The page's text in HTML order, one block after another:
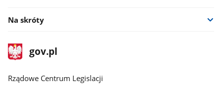
Na skróty
stopka
gov.plStrona
gov.pl
Rządowe Centrum Legislacji